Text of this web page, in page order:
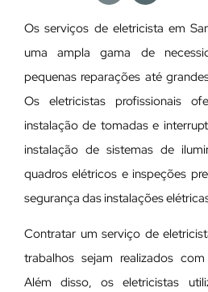
Os serviços de eletricista em
uma ampla gama de
pequenas reparações até
Os eletricistas profissionais
instalação de tomadas e
instalação de sistemas de
quadros elétricos e inspeções
segurança das instalações
Contratar um serviço de
trabalhos sejam realizados
Além disso, os eletricistas